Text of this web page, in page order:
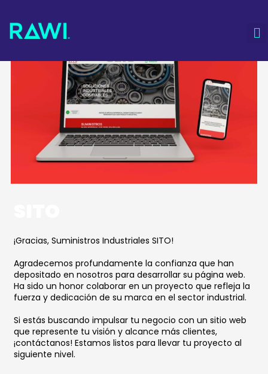
contenido
¡Gracias, Suministros Industriales SITO!
Agradecemos profundamente la confianza que han
depositado en nosotros para desarrollar su página web.
Ha sido un honor colaborar en un proyecto que refleja la
fuerza y dedicación de su marca en el sector industrial.
Si estás buscando impulsar tu negocio con un sitio web
que represente tu visión y alcance más clientes,
¡contáctanos! Estamos listos para llevar tu proyecto al
siguiente nivel.